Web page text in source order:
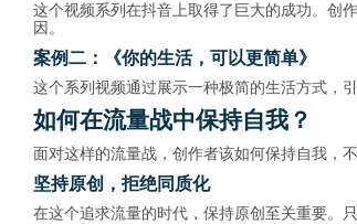
这个视频系列在抖音上取得了巨大的成功。创
因。
案例二：《你的生活，可以更简单》
这个系列视频通过展示一种极简的生活方式，
如何在流量战中保持自我？
面对这样的流量战，创作者该如何保持自我，
坚持原创，拒绝同质化
在这个追求流量的时代，保持原创至关重要。